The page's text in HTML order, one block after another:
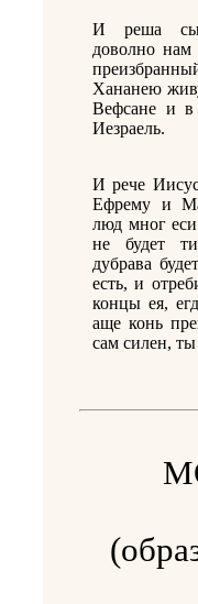
И реша
доволно
Хананею
Вефсане и
Иезраель.
И рече
Ефрему и
люд мног
не будет
дубрава
есть, и
концы ея,
аще конь
сам силен,